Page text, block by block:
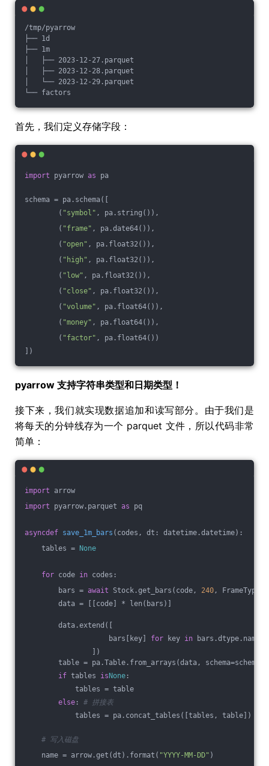
/tmp/pyarrow
├── 1d
├── 1m
│   ├── 2023-12-27.parquet
│   ├── 2023-12-28.parquet
│   └── 2023-12-29.parquet
└── factors
首先，我们定义存储字段：
import pyarrow as pa
schema = pa.schema([
        (
"symbol" , pa.string()),
        (
"frame" , pa.date64()),
        (
"open" , pa.float32()),
        (
"high" , pa.float32()),
        (
"low" , pa.float32()),
        (
"close" , pa.float32()),
        (
"volume" , pa.float64()),
        (
"money" , pa.float64()),
        (
"factor" , pa.float64())
])
pyarrow 支持字符串类型和日期类型！
接下来，我们就实现数据追加和读写部分。由于我们是
将每天的分钟线存为一个 parquet 文件，所以代码非常
简单：
import arrow
import pyarrow.parquet as pq
asyncdef save_1m_bars (codes, dt: datetime.datetime) :
    tables =
None
for code in codes:
        bars =
await Stock.get_bars(code, 240,
        data = [[code] * len(bars)]
        data.extend([
                    bars[key]
for key in bars.dtype.names
                ])
        table = pa.Table.from_arrays(data, schema=schema)
if tables is None :
            tables = table
else : # 拼接表
            tables = pa.concat_tables([tables, table])
# 写入磁盘
    name = arrow.get(dt).format(
"YYYY-MM-DD" )